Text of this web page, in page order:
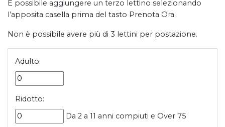
È possibile aggiungere un terzo lettino selezionando
l’apposita casella prima del tasto Prenota Ora.
Non è possibile avere più di 3 lettini per postazione.
Adulto:
Ridotto:
Da 2 a 11 anni compiuti e Over 75